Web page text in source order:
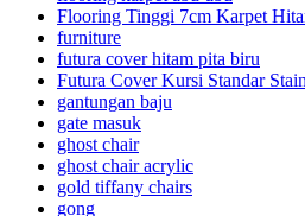
Flooring Tinggi 7cm Karpet
furniture
futura cover hitam pita biru
Futura Cover Kursi Standar
gantungan baju
gate masuk
ghost chair
ghost chair acrylic
gold tiffany chairs
gong